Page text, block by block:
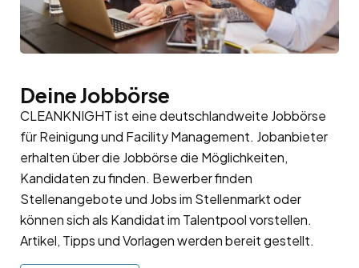
Deine Jobbörse
CLEANKNIGHT ist eine deutschlandweite Jobbörse
für Reinigung und Facility Management. Jobanbieter
erhalten über die Jobbörse die Möglichkeiten,
Kandidaten zu finden. Bewerber finden
Stellenangebote und Jobs im Stellenmarkt oder
können sich als Kandidat im Talentpoolvorstellen.
Artikel, Tipps und Vorlagen werden bereit gestellt.